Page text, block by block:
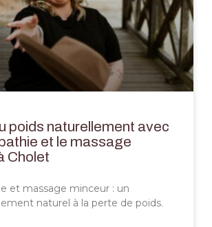
poids naturellement avec
et le massage
Cholet
et massage minceur : un
naturel à la perte de poids.